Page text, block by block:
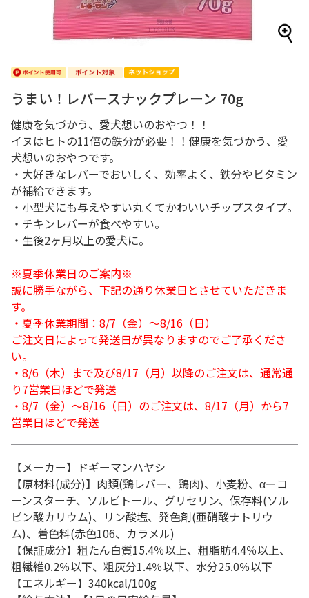
うまい！レバースナックプレーン 70g
健康を気づかう、愛犬想いのおやつ！！
イヌはヒトの11倍の鉄分が必要！！健康を気づかう、愛
犬想いのおやつです。
・大好きなレバーでおいしく、効率よく、鉄分やビタミン
が補給できます。
・小型犬にも与えやすい丸くてかわいいチップスタイプ。
・チキンレバーが食べやすい。
・生後2ヶ月以上の愛犬に。
※夏季休業日のご案内※
誠に勝手ながら、下記の通り休業日とさせていただきま
す。
・夏季休業期間：8/7（金）～8/16（日）
ご注文日によって発送日が異なりますのでご了承くださ
い。
・8/6（木）まで及び8/17（月）以降のご注文は、通常通
り7営業日ほどで発送
・8/7（金）～8/16（日）のご注文は、8/17（月）から7
営業日ほどで発送
【メーカー】ドギーマンハヤシ
【原材料(成分)】肉類(鶏レバー、鶏肉)、小麦粉、αーコ
ーンスターチ、ソルビトール、グリセリン、保存料(ソル
ビン酸カリウム)、リン酸塩、発色剤(亜硝酸ナトリウ
ム)、着色料(赤色106、カラメル)
【保証成分】粗たん白質15.4％以上、粗脂肪4.4％以上、
粗繊維0.2％以下、粗灰分1.4％以下、水分25.0％以下
【エネルギー】340kcal/100g